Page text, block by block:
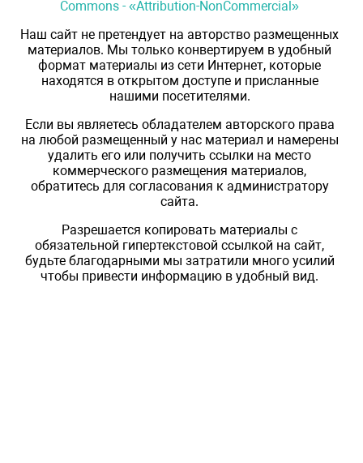
Commons - «Attribution-NonCommercial»
Наш сайт не претендует на авторство размещенных
материалов. Мы только конвертируем в удобный
формат материалы из сети Интернет, которые
находятся в открытом доступе и присланные
нашими посетителями.
Если вы являетесь обладателем авторского права
на любой размещенный у нас материал и намерены
удалить его или получить ссылки на место
коммерческого размещения материалов,
обратитесь для согласования к администратору
сайта.
Разрешается копировать материалы с
обязательной гипертекстовой ссылкой на сайт,
будьте благодарными мы затратили много усилий
чтобы привести информацию в удобный вид.